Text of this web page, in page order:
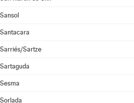
Sansol
Santacara
Sarriés/Sartze
Sartaguda
Sesma
Sorlada